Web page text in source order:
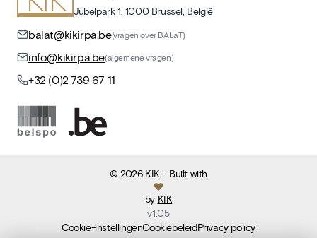
Jubelpark 1, 1000 Brussel, België
balat@kikirpa.be(vragen over BALaT)
info@kikirpa.be(algemene vragen)
+32 (0)2 739 67 11
©2026 KIK - Built with
by KIK
v1.05
Cookie-instellingenCookiebeleidPrivacy policy